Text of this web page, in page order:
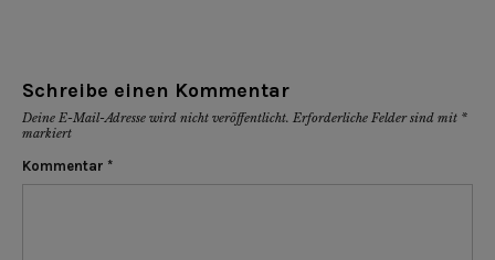
Schreibe einen Kommentar
Deine E-Mail-Adresse wird nicht veröffentlicht. Erforderliche Felder sind mit *
markiert
Kommentar *